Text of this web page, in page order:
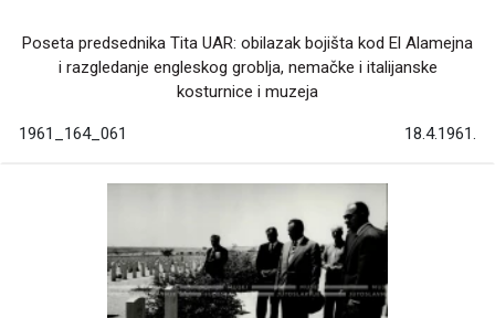
Poseta predsednika Tita UAR: obilazak bojišta kod El Alamejna
i razgledanje engleskog groblja, nemačke i italijanske
kosturnice i muzeja
1961_164_061 18.4.1961.